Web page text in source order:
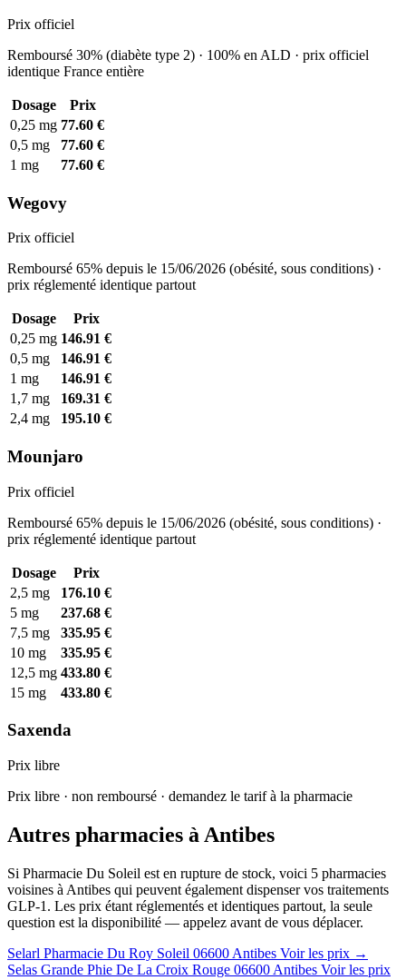
Prix officiel
Remboursé 30% (diabète type 2) · 100% en ALD · prix officiel
identique France entière
Dosage
Prix
0,25 mg 77.60 €
0,5 mg
77.60 €
1 mg
77.60 €
Wegovy
Prix officiel
Remboursé 65% depuis le 15/06/2026 (obésité, sous conditions) ·
prix réglementé identique partout
Dosage
Prix
0,25 mg 146.91 €
0,5 mg
146.91 €
1 mg
146.91 €
1,7 mg
169.31 €
2,4 mg
195.10 €
Mounjaro
Prix officiel
Remboursé 65% depuis le 15/06/2026 (obésité, sous conditions) ·
prix réglementé identique partout
Dosage
Prix
2,5 mg
176.10 €
5 mg
237.68 €
7,5 mg
335.95 €
10 mg
335.95 €
12,5 mg 433.80 €
15 mg
433.80 €
Saxenda
Prix libre
Prix libre · non remboursé · demandez le tarif à la pharmacie
Autres pharmacies à Antibes
Si Pharmacie Du Soleil est en rupture de stock, voici 5 pharmacies
voisines à Antibes qui peuvent également dispenser vos traitements
GLP-1. Les prix étant réglementés et identiques partout, la seule
question est la disponibilité — appelez avant de vous déplacer.
Selarl Pharmacie Du Roy Soleil 06600 Antibes Voir les prix →
Selas Grande Phie De La Croix Rouge 06600 Antibes Voir les prix